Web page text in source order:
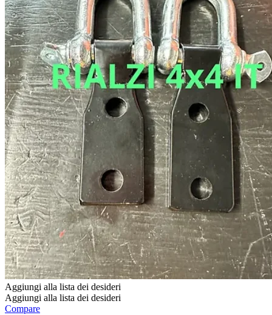
Aggiungi alla lista dei desideri
Aggiungi alla lista dei desideri
Compare